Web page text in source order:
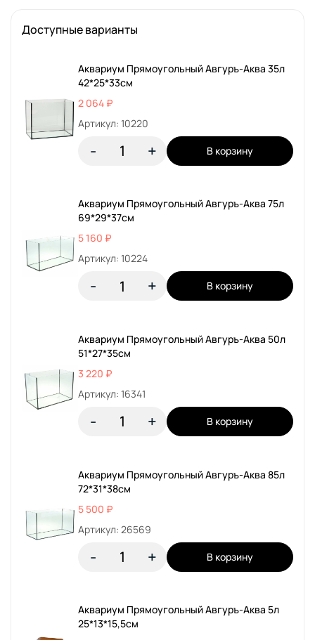
Доступные варианты
Аквариум Прямоугольный Авгуръ-Аква 35л
42*25*33см
2 064 ₽
Артикул: 10220
- + В корзину
Аквариум Прямоугольный Авгуръ-Аква 75л
69*29*37см
5 160 ₽
Артикул: 10224
- + В корзину
Аквариум Прямоугольный Авгуръ-Аква 50л
51*27*35см
3 220 ₽
Артикул: 16341
- + В корзину
Аквариум Прямоугольный Авгуръ-Аква 85л
72*31*38см
5 500 ₽
Артикул: 26569
- + В корзину
Аквариум Прямоугольный Авгуръ-Аква 5л
25*13*15,5см